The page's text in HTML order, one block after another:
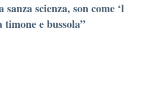
scienza, son come ‘l
timone e bussola”